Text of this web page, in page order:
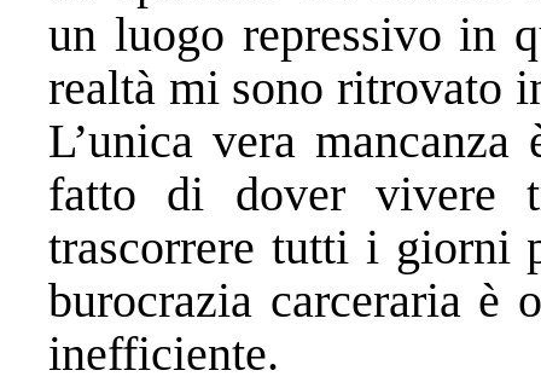
un luogo repressivo in
realtà mi sono ritrovato
L’unica vera
fatto di dover vivere
trascorrere tutti i giorni
burocrazia carceraria è
inefficiente.